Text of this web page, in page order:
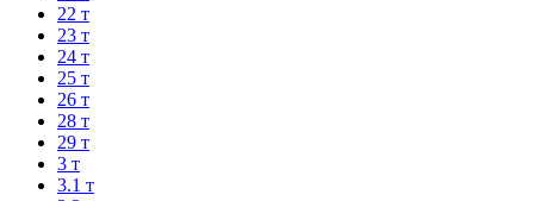
22 т
23 т
24 т
25 т
26 т
28 т
29 т
3 т
3.1 т